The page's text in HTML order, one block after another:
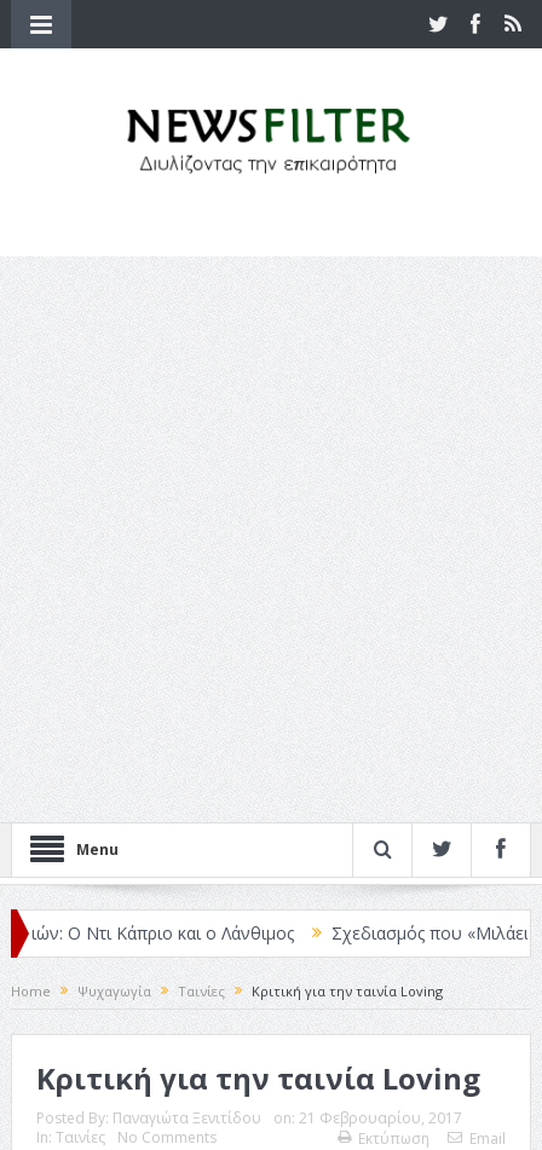
Menu
Ο Ντι Κάπριο και ο Λάνθιμος Σχεδιασμός που «Μιλάει» Χωρίς
Home Ψυχαγωγία Ταινίες Κριτική για την ταινία Loving
Κριτική για την ταινία Loving
Posted By: Παναγιώτα Ξενιτίδου on: 21 Φεβρουαρίου, 2017
In: Ταινίες No Comments Εκτύπωση Email